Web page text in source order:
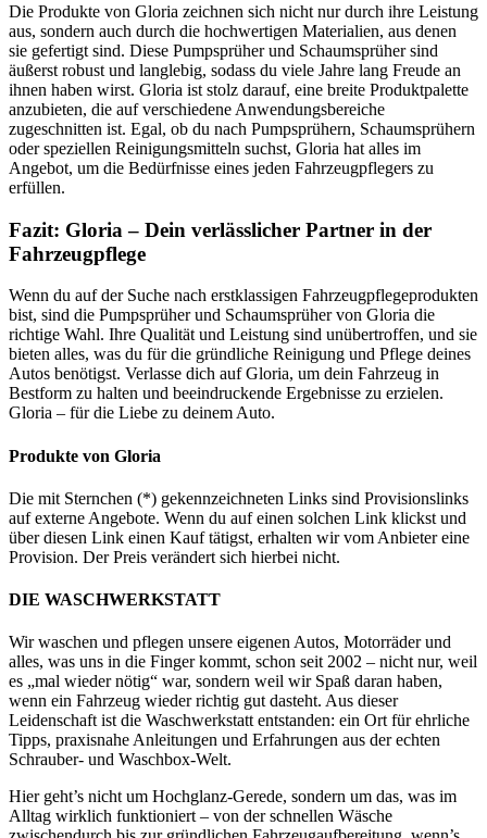
Die Produkte von Gloria zeichnen sich nicht nur durch ihre Leistung
aus, sondern auch durch die hochwertigen Materialien, aus denen
sie gefertigt sind. Diese Pumpsprüher und Schaumsprüher sind
äußerst robust und langlebig, sodass du viele Jahre lang Freude an
ihnen haben wirst. Gloria ist stolz darauf, eine breite Produktpalette
anzubieten, die auf verschiedene Anwendungsbereiche
zugeschnitten ist. Egal, ob du nach Pumpsprühern, Schaumsprühern
oder speziellen Reinigungsmitteln suchst, Gloria hat alles im
Angebot, um die Bedürfnisse eines jeden Fahrzeugpflegers zu
erfüllen.
Fazit: Gloria – Dein verlässlicher Partner in der
Fahrzeugpflege
Wenn du auf der Suche nach erstklassigen Fahrzeugpflegeprodukten
bist, sind die Pumpsprüher und Schaumsprüher von Gloria die
richtige Wahl. Ihre Qualität und Leistung sind unübertroffen, und sie
bieten alles, was du für die gründliche Reinigung und Pflege deines
Autos benötigst. Verlasse dich auf Gloria, um dein Fahrzeug in
Bestform zu halten und beeindruckende Ergebnisse zu erzielen.
Gloria – für die Liebe zu deinem Auto.
Produkte von Gloria
Die mit Sternchen (*) gekennzeichneten Links sind Provisionslinks
auf externe Angebote. Wenn du auf einen solchen Link klickst und
über diesen Link einen Kauf tätigst, erhalten wir vom Anbieter eine
Provision. Der Preis verändert sich hierbei nicht.
DIE WASCHWERKSTATT
Wir waschen und pflegen unsere eigenen Autos, Motorräder und
alles, was uns in die Finger kommt, schon seit 2002 – nicht nur, weil
es „mal wieder nötig“ war, sondern weil wir Spaß daran haben,
wenn ein Fahrzeug wieder richtig gut dasteht. Aus dieser
Leidenschaft ist die Waschwerkstatt entstanden: ein Ort für ehrliche
Tipps, praxisnahe Anleitungen und Erfahrungen aus der echten
Schrauber- und Waschbox-Welt.
Hier geht’s nicht um Hochglanz-Gerede, sondern um das, was im
Alltag wirklich funktioniert – von der schnellen Wäsche